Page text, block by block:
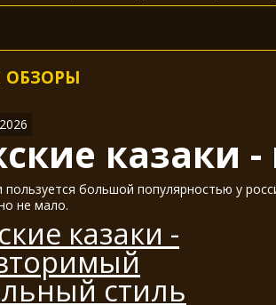
ОБЗОРЫ
казаки
пользуется большой популярностью у
не мало.